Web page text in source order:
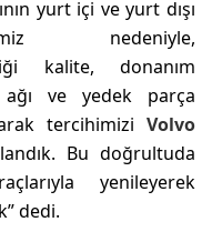
yurt içi ve yurt dışı
nedeniyle,
kalite, donanım
ve yedek parça
tercihimizi Volvo
Bu doğrultuda
yenileyerek
dedi.